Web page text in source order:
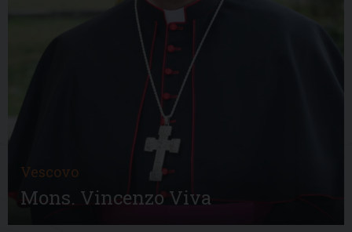
Vescovo
Mons. Vincenzo Viva